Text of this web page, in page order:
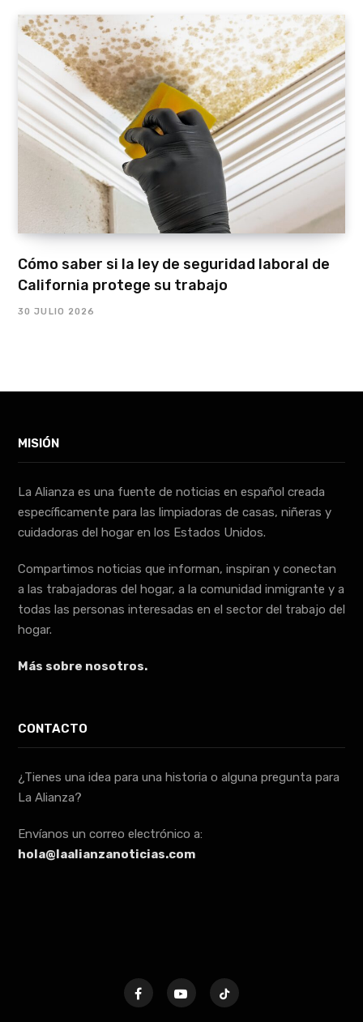
Cómo saber si la ley de seguridad laboral de
California protege su trabajo
30 JULIO 2026
MISIÓN
La Alianza es una fuente de noticias en español creada
específicamente para las limpiadoras de casas, niñeras y
cuidadoras del hogar en los Estados Unidos.
Compartimos noticias que informan, inspiran y conectan
a las trabajadoras del hogar, a la comunidad inmigrante y a
todas las personas interesadas en el sector del trabajo del
hogar.
Más sobre nosotros.
CONTACTO
¿Tienes una idea para una historia o alguna pregunta para
La Alianza?
Envíanos un correo electrónico a:
hola@laalianzanoticias.com